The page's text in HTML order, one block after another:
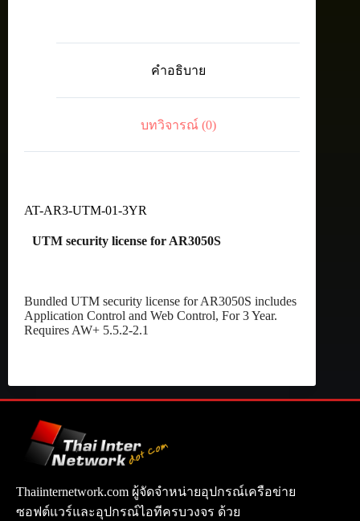
AR3050S
คำอธิบาย
บทวิจารณ์ (0)
AT-AR3-UTM-01-3YR
UTM security license for AR3050S
Bundled UTM security license for AR3050S includes
Application Control and Web Control, For 3 Year.
Requires AW+ 5.5.2-2.1
Thaiinternetwork.com ผู้จัดจำหน่ายอุปกรณ์เครือข่าย
ซอฟต์แวร์และอุปกรณ์ไอทีครบวงจร ด้วย